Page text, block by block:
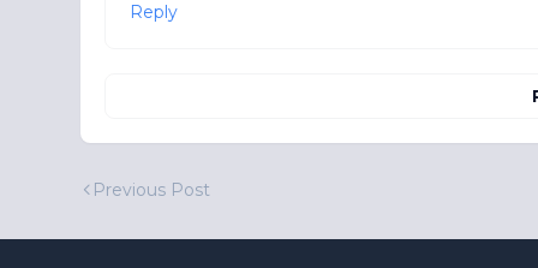
Reply
Previous Post